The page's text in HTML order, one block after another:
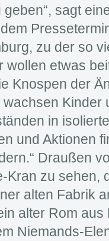
sagt
zu der so
wollen etwas
Knospen der
Kinder
in
und Aktionen
Draußen
Kran zu sehen,
alten Fabrik
alter Rom aus
Niemands-